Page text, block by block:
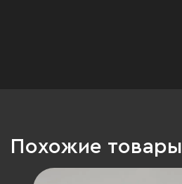
Похожие товары